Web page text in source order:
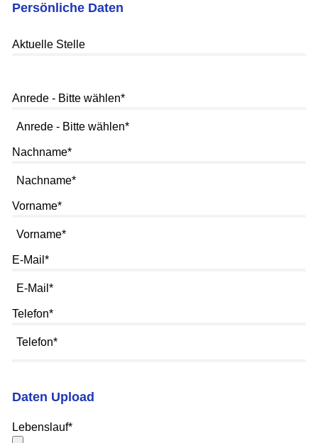
Persönliche Daten
Aktuelle Stelle
Anrede - Bitte wählen*
Nachname*
Vorname*
E-Mail *
Telefon*
Daten Upload
Lebenslauf*